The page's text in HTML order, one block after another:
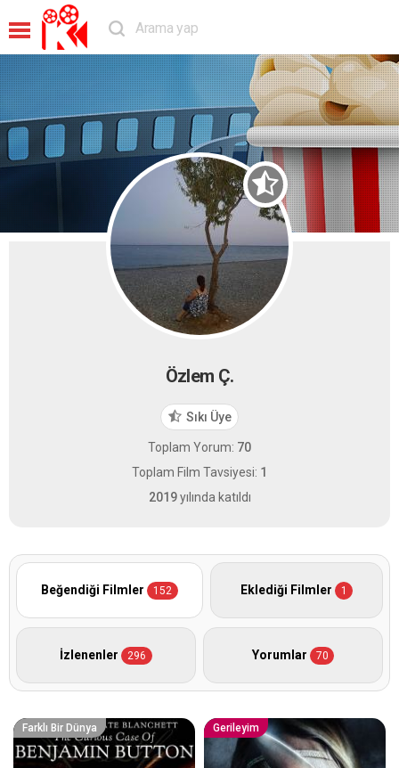
Özlem Ç.
Sıkı Üye
Toplam Yorum: 70
Toplam Film Tavsiyesi: 1
2019yılında katıldı
Beğendiği Filmler 152 Eklediği Filmler 1
İzlenenler 296 Yorumlar 70
Farklı Bir Dünya Gerileyim